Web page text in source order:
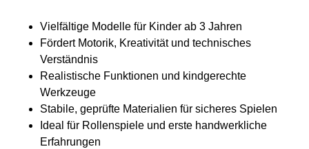
Vielfältige Modelle für Kinder ab 3 Jahren
Fördert Motorik, Kreativität und technisches
Verständnis
Realistische Funktionen und kindgerechte
Werkzeuge
Stabile, geprüfte Materialien für sicheres Spielen
Ideal für Rollenspiele und erste handwerkliche
Erfahrungen